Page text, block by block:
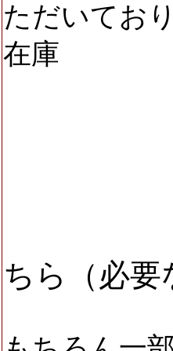
ただいてお
在庫
ちら（ 必